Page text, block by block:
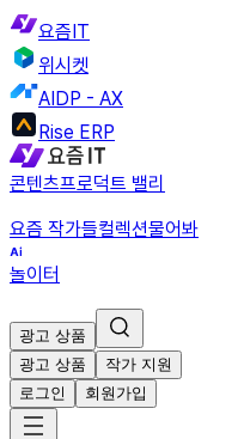
요즘IT
위시켓
AIDP - AX
Rise ERP
콘텐츠프로덕트 밸리
요즘 작가들컬렉션물어봐
놀이터
광고 상품
광고 상품
작가 지원
로그인
회원가입